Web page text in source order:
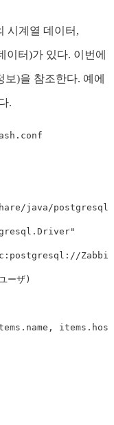
시계열 데이터,
이터)가 있다. 이번에
보)을 참조한다. 예에
.
. conf
java/
ーザ)